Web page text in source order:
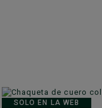
SOLO EN LA WEB